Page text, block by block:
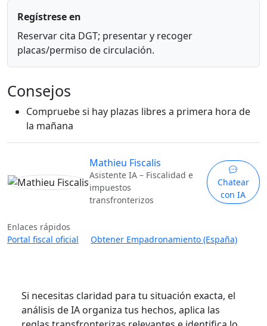
Regístrese en
Reservar cita DGT; presentar y recoger
placas/permiso de circulación.
Consejos
Compruebe si hay plazas libres a primera hora de
la mañana
Mathieu Fiscalis
Asistente IA – Fiscalidad e
impuestos
transfronterizos
Chatear
con IA
Enlaces rápidos
Portal fiscal oficial
Obtener Empadronamiento (España)
Si necesitas claridad para tu situación exacta, el
análisis de IA organiza tus hechos, aplica las